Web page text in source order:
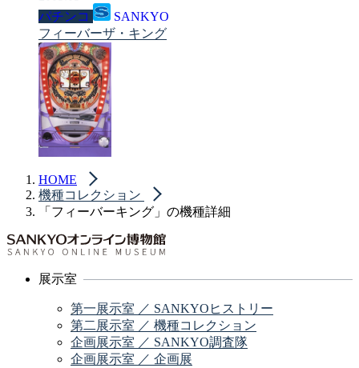
パチンコ
SANKYO
フィーバーザ・キング
HOME
機種コレクション
「フィーバーキング」の機種詳細
展示室
第一展示室 ／ SANKYOヒストリー
第二展示室 ／ 機種コレクション
企画展示室 ／ SANKYO調査隊
企画展示室 ／ 企画展